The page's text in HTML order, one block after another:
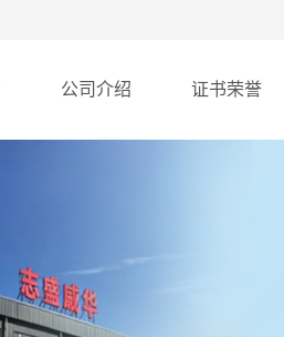
公司介绍 证书荣誉